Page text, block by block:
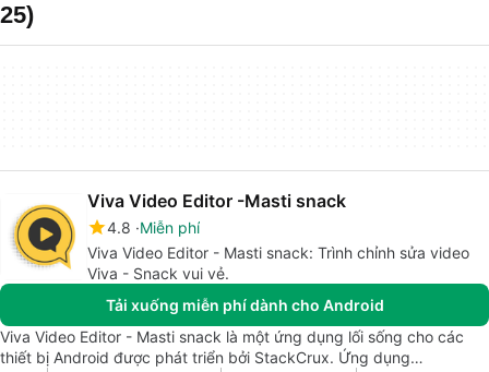
25)
Viva Video Editor -Masti snack
4.8 Miễn phí
Viva Video Editor - Masti snack: Trình chỉnh sửa video
Viva - Snack vui vẻ.
Tải xuống miễn phí dành cho Android
Viva Video Editor - Masti snack là một ứng dụng lối sống cho các
thiết bị Android được phát triển bởi StackCrux. Ứng dụng…